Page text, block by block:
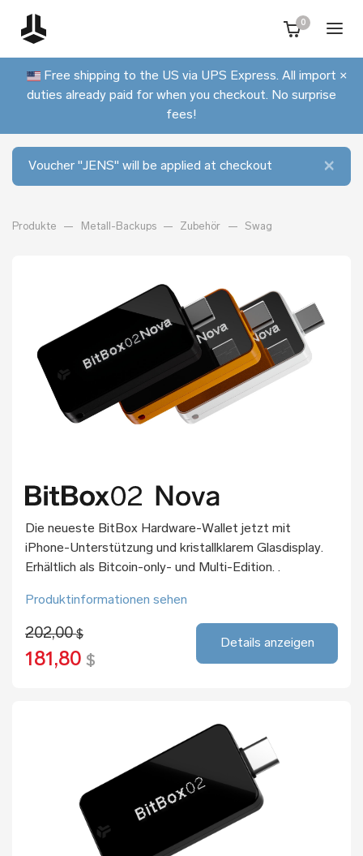
0
Free shipping to the US via UPS Express. All import
duties already paid for when you checkout. No surprise
fees!
×
×
Voucher "JENS" will be applied at checkout
Produkte Metall-Backups Zubehör Swag
Die neueste BitBox Hardware-Wallet jetzt mit
iPhone-Unterstützung und kristallklarem Glasdisplay.
Erhältlich als Bitcoin-only- und Multi-Edition. .
Produktinformationen sehen
202,00$
181,80 $
Details anzeigen